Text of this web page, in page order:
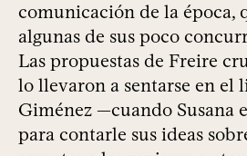
comunicación de la época,
algunas de sus poco
Las propuestas de Freire
lo llevaron a sentarse en el
Giménez —cuando Susana
para contarle sus ideas